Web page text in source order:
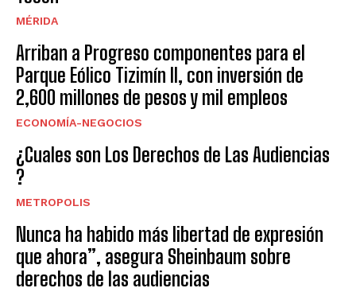
MÉRIDA
Arriban a Progreso componentes para el
Parque Eólico Tizimín II, con inversión de
2,600 millones de pesos y mil empleos
ECONOMÍA-NEGOCIOS
¿Cuales son Los Derechos de Las Audiencias
?
METROPOLIS
Nunca ha habido más libertad de expresión
que ahora”, asegura Sheinbaum sobre
derechos de las audiencias